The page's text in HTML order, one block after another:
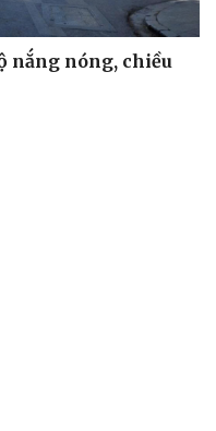
nắng nóng, chiều